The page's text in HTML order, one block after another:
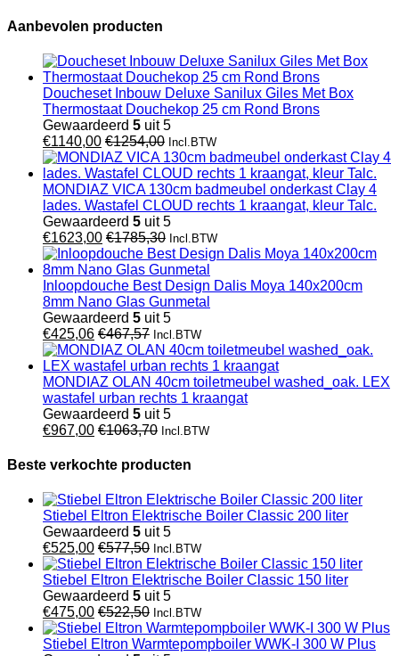
Aanbevolen producten
Doucheset Inbouw Deluxe Sanilux Giles Met Box
Thermostaat Douchekop 25 cm Rond Brons
Gewaardeerd 5 uit 5
€1140,00 €1254,00 Incl.BTW
MONDIAZ VICA 130cm badmeubel onderkast Clay 4
lades. Wastafel CLOUD rechts 1 kraangat, kleur Talc.
Gewaardeerd 5 uit 5
€1623,00 €1785,30 Incl.BTW
Inloopdouche Best Design Dalis Moya 140x200cm
8mm Nano Glas Gunmetal
Gewaardeerd 5 uit 5
€425,06 €467,57 Incl.BTW
MONDIAZ OLAN 40cm toiletmeubel washed_oak. LEX
wastafel urban rechts 1 kraangat
Gewaardeerd 5 uit 5
€967,00 €1063,70 Incl.BTW
Beste verkochte producten
Stiebel Eltron Elektrische Boiler Classic 200 liter
Gewaardeerd 5 uit 5
€525,00 €577,50 Incl.BTW
Stiebel Eltron Elektrische Boiler Classic 150 liter
Gewaardeerd 5 uit 5
€475,00 €522,50 Incl.BTW
Stiebel Eltron Warmtepompboiler WWK-I 300 W Plus